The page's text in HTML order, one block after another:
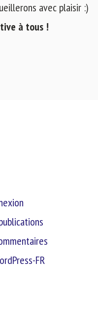
avec plaisir :)
à tous !
FR